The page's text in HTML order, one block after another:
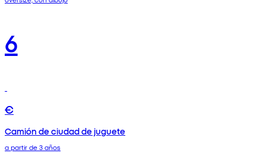
6
€
Camión de ciudad de juguete
a partir de 3 años